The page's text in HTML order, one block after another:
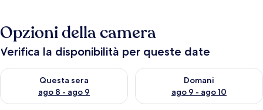
Opzioni della camera
Verifica la disponibilità per queste date
Questa sera
ago 8 - ago 9
Verifica la disponibilità per questa sera, ago 8 - ago 9
Domani
ago 9 - ago 10
Verifica la disponibilità per